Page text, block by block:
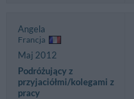
Angela
Francja
Maj 2012
Podróżujący z
przyjaciółmi/kolegami z
pracy